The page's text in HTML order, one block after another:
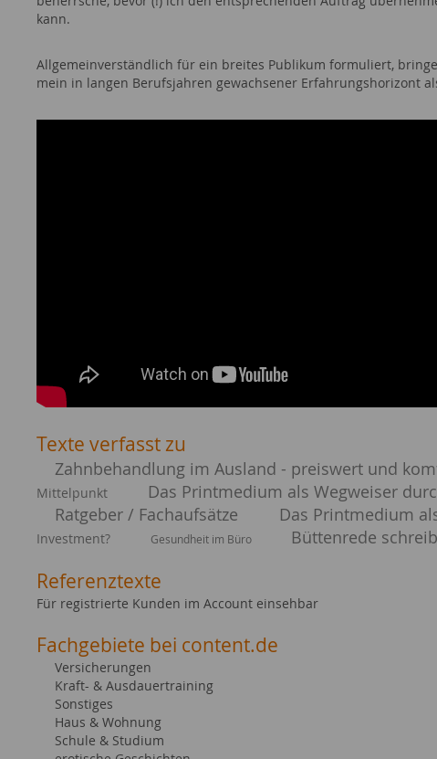
kann.
Allgemeinverständlich für ein breites Publikum formuliert,
mein in langen Berufsjahren gewachsener Erfahrungshorizont
Texte verfasst zu
Zahnbehandlung im Ausland - preiswert und
Mittelpunkt
Das Printmedium als Wegweiser
Ratgeber / Fachaufsätze
Das Printmedium
Investment?
Gesundheit im Büro Büttenrede
Referenztexte
Für registrierte Kunden im Account einsehbar
Fachgebiete bei content.de
Versicherungen
Kraft- & Ausdauertraining
Sonstiges
Haus & Wohnung
Schule & Studium